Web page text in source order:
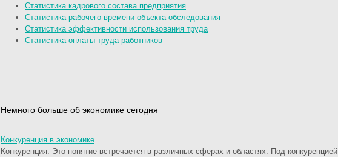
Статистика кадрового состава предприятия
Статистика рабочего времени объекта обследования
Статистика эффективности использования труда
Статистика оплаты труда работников
Немного больше об экономике сегодня
Конкуренция в экономике
Конкуренция. Это понятие встречается в различных сферах и областях. Под